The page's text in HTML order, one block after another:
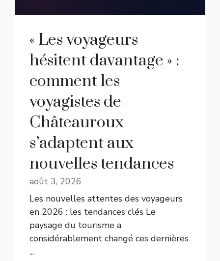
« Les voyageurs
hésitent davantage » :
comment les
voyagistes de
Châteauroux
s’adaptent aux
nouvelles tendances
août 3, 2026
Les nouvelles attentes des voyageurs
en 2026 : les tendances clés Le
paysage du tourisme a
considérablement changé ces dernières
...